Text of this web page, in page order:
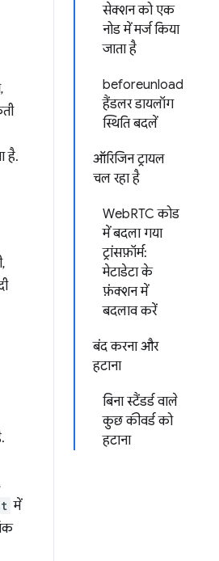
सेक्शन को एक
नोड में मर्ज किया
जाता है
beforeunload
हैंडलर डायलॉग
स्थिति बदलें
ऑरिजिन ट्रायल
चल रहा है
WebRTC कोड
में बदला गया
ट्रांसफ़ॉर्म:
मेटाडेटा के
फ़ंक्शन में
बदलाव करें
बंद करना और
हटाना
बिना स्टैंडर्ड वाले
कुछ कीवर्ड को
हटाना
है.
में